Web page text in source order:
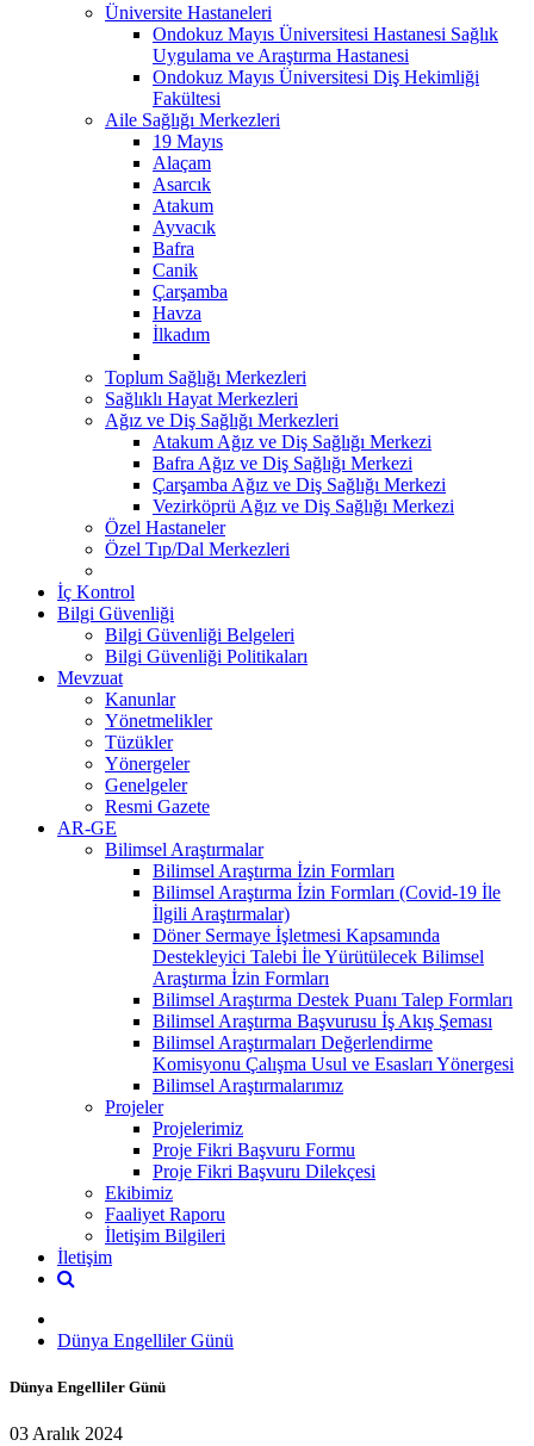
Üniversite Hastaneleri
Ondokuz Mayıs Üniversitesi Hastanesi Sağlık
Uygulama ve Araştırma Hastanesi
Ondokuz Mayıs Üniversitesi Diş Hekimliği
Fakültesi
Aile Sağlığı Merkezleri
19 Mayıs
Alaçam
Asarcık
Atakum
Ayvacık
Bafra
Canik
Çarşamba
Havza
İlkadım
Toplum Sağlığı Merkezleri
Sağlıklı Hayat Merkezleri
Ağız ve Diş Sağlığı Merkezleri
Atakum Ağız ve Diş Sağlığı Merkezi
Bafra Ağız ve Diş Sağlığı Merkezi
Çarşamba Ağız ve Diş Sağlığı Merkezi
Vezirköprü Ağız ve Diş Sağlığı Merkezi
Özel Hastaneler
Özel Tıp/Dal Merkezleri
İç Kontrol
Bilgi Güvenliği
Bilgi Güvenliği Belgeleri
Bilgi Güvenliği Politikaları
Mevzuat
Kanunlar
Yönetmelikler
Tüzükler
Yönergeler
Genelgeler
Resmi Gazete
AR-GE
Bilimsel Araştırmalar
Bilimsel Araştırma İzin Formları
Bilimsel Araştırma İzin Formları (Covid-19 İle
İlgili Araştırmalar)
Döner Sermaye İşletmesi Kapsamında
Destekleyici Talebi İle Yürütülecek Bilimsel
Araştırma İzin Formları
Bilimsel Araştırma Destek Puanı Talep Formları
Bilimsel Araştırma Başvurusu İş Akış Şeması
Bilimsel Araştırmaları Değerlendirme
Komisyonu Çalışma Usul ve Esasları Yönergesi
Bilimsel Araştırmalarımız
Projeler
Projelerimiz
Proje Fikri Başvuru Formu
Proje Fikri Başvuru Dilekçesi
Ekibimiz
Faaliyet Raporu
İletişim Bilgileri
İletişim
Dünya Engelliler Günü
Dünya Engelliler Günü
03 Aralık 2024